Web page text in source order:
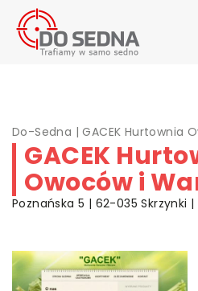
Do-Sedna |GACEK Hurtownia
GACEK
Owoców i
Poznańska 5 | 62-035 Skrzynki